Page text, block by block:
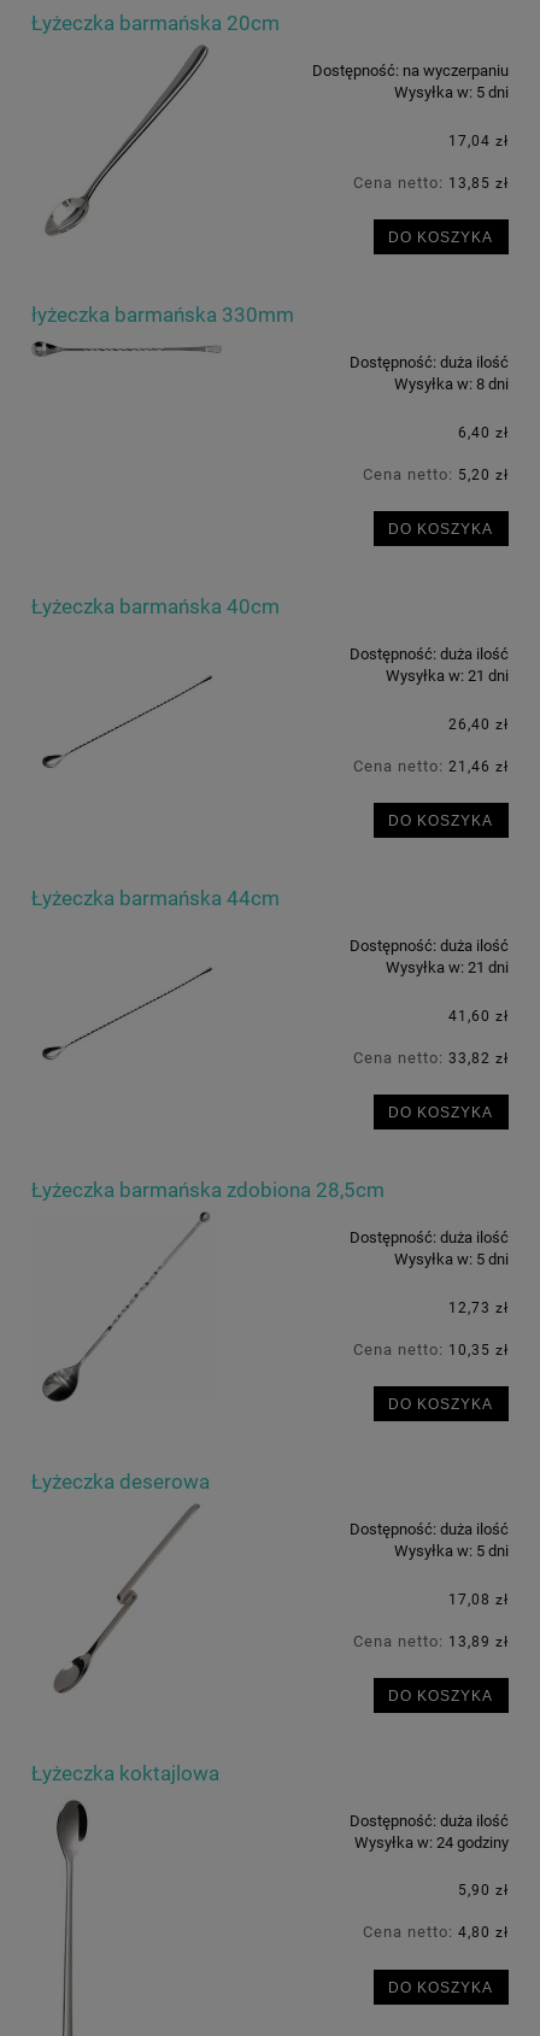
Łyżeczka barmańska 20cm
Dostępność: na wyczerpaniu
Wysyłka w: 5 dni
17,04 zł
Cena netto: 13,85 zł
DO KOSZYKA
łyżeczka barmańska 330mm
Dostępność: duża ilość
Wysyłka w: 8 dni
6,40 zł
Cena netto: 5,20 zł
DO KOSZYKA
Łyżeczka barmańska 40cm
Dostępność: duża ilość
Wysyłka w: 21 dni
26,40 zł
Cena netto: 21,46 zł
DO KOSZYKA
Łyżeczka barmańska 44cm
Dostępność: duża ilość
Wysyłka w: 21 dni
41,60 zł
Cena netto: 33,82 zł
DO KOSZYKA
Łyżeczka barmańska zdobiona 28,5cm
Dostępność: duża ilość
Wysyłka w: 5 dni
12,73 zł
Cena netto: 10,35 zł
DO KOSZYKA
Łyżeczka deserowa
Dostępność: duża ilość
Wysyłka w: 5 dni
17,08 zł
Cena netto: 13,89 zł
DO KOSZYKA
Łyżeczka koktajlowa
Dostępność: duża ilość
Wysyłka w: 24 godziny
5,90 zł
Cena netto: 4,80 zł
DO KOSZYKA